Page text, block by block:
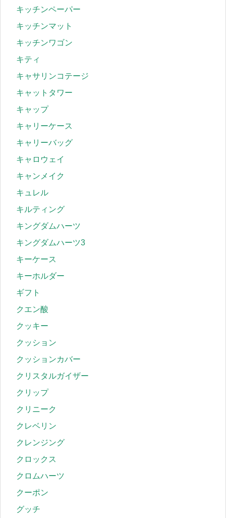
キッチンペーパー
キッチンマット
キッチンワゴン
キティ
キャサリンコテージ
キャットタワー
キャップ
キャリーケース
キャリーバッグ
キャロウェイ
キャンメイク
キュレル
キルティング
キングダムハーツ
キングダムハーツ3
キーケース
キーホルダー
ギフト
クエン酸
クッキー
クッション
クッションカバー
クリスタルガイザー
クリップ
クリニーク
クレベリン
クレンジング
クロックス
クロムハーツ
クーポン
グッチ